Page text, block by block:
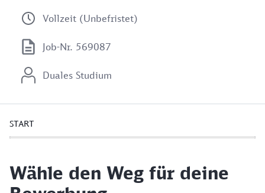
Vollzeit (Unbefristet)
Job-Nr. 569087
Duales Studium
START
Wähle den Weg für deine